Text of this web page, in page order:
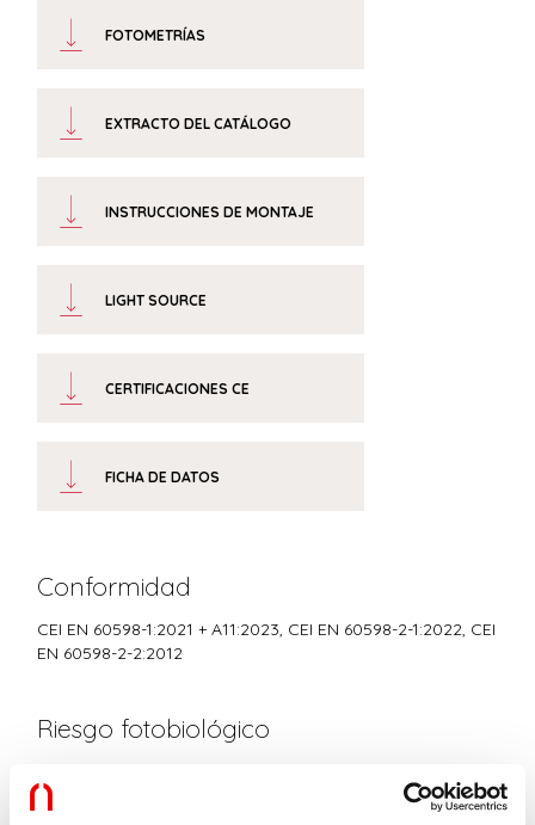
FOTOMETRÍAS
EXTRACTO DEL CATÁLOGO
INSTRUCCIONES DE MONTAJE
LIGHT SOURCE
CERTIFICACIONES CE
FICHA DE DATOS
Conformidad
CEI EN 60598-1:2021 + A11:2023, CEI EN 60598-2-1:2022, CEI
EN 60598-2-2:2012
Riesgo fotobiológico
GRUPO DE RIESGO 0